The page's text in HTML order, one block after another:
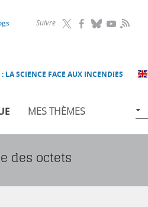
Suivre RSS
LA SCIENCE FACE AUX INCENDIES
MES THÈMES
des octets